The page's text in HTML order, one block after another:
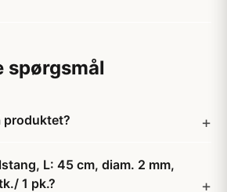
spørgsmål
produktet?
L: 45 cm, diam. 2 mm,
1 pk.?